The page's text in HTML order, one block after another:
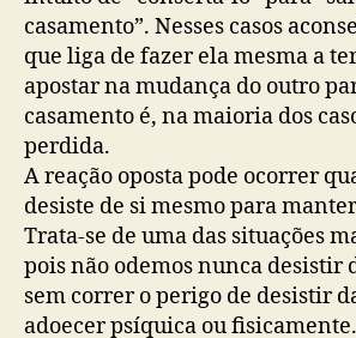
casamento”. Nesses casos
que liga de fazer ela mesma a
apostar na mudança do outro
casamento é, na maioria dos
perdida.
A reação oposta pode ocorrer
desiste de si mesmo para
Trata-se de uma das situações
pois não odemos nunca desistir
sem correr o perigo de desistir
adoecer psíquica ou